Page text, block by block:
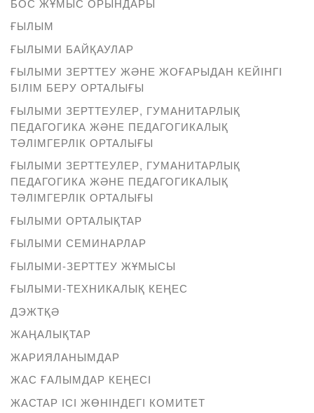
БОС ЖҰМЫС ОРЫНДАРЫ
ҒЫЛЫМ
ҒЫЛЫМИ БАЙҚАУЛАР
ҒЫЛЫМИ ЗЕРТТЕУ ЖӘНЕ ЖОҒАРЫДАН КЕЙІНГІ
БІЛІМ БЕРУ ОРТАЛЫҒЫ
ҒЫЛЫМИ ЗЕРТТЕУЛЕР, ГУМАНИТАРЛЫҚ
ПЕДАГОГИКА ЖӘНЕ ПЕДАГОГИКАЛЫҚ
ТӘЛІМГЕРЛІК ОРТАЛЫҒЫ
ҒЫЛЫМИ ЗЕРТТЕУЛЕР, ГУМАНИТАРЛЫҚ
ПЕДАГОГИКА ЖӘНЕ ПЕДАГОГИКАЛЫҚ
ТӘЛІМГЕРЛІК ОРТАЛЫҒЫ
ҒЫЛЫМИ ОРТАЛЫҚТАР
ҒЫЛЫМИ СЕМИНАРЛАР
ҒЫЛЫМИ-ЗЕРТТЕУ ЖҰМЫСЫ
ҒЫЛЫМИ-ТЕХНИКАЛЫҚ КЕҢЕС
ДЭЖТҚӘ
ЖАҢАЛЫҚТАР
ЖАРИЯЛАНЫМДАР
ЖАС ҒАЛЫМДАР КЕҢЕСІ
ЖАСТАР ІСІ ЖӨНІНДЕГІ КОМИТЕТ